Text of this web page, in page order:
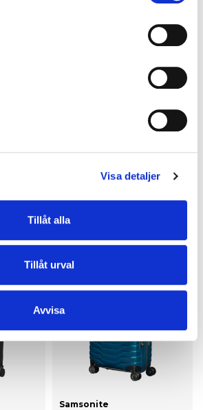
Visa detaljer
Tillåt alla
Tillåt urval
Avvisa
Resväska Med 4 Hjul, 81
Cm
Samsonite
3 499 kr
Samsonite